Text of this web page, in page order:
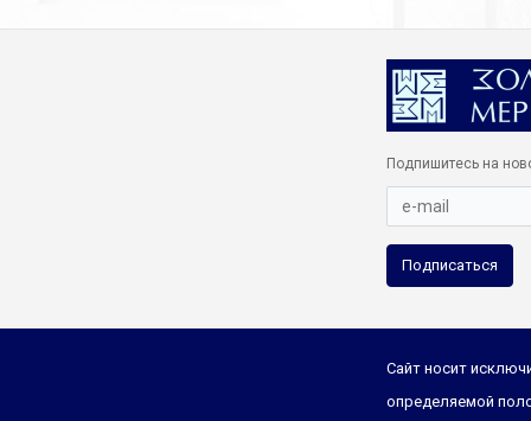
Подпишитесь на
Подписаться
Сайт носит
определяемой